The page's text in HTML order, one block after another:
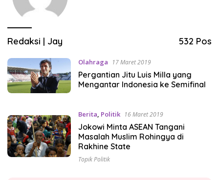
Redaksi | Jay 532 Pos
Olahraga 17 Maret 2019
Pergantian Jitu Luis Milla yang
Mengantar Indonesia ke Semifinal
Berita, Politik 16 Maret 2019
Jokowi Minta ASEAN Tangani
Masalah Muslim Rohingya di
Rakhine State
Topik Politik